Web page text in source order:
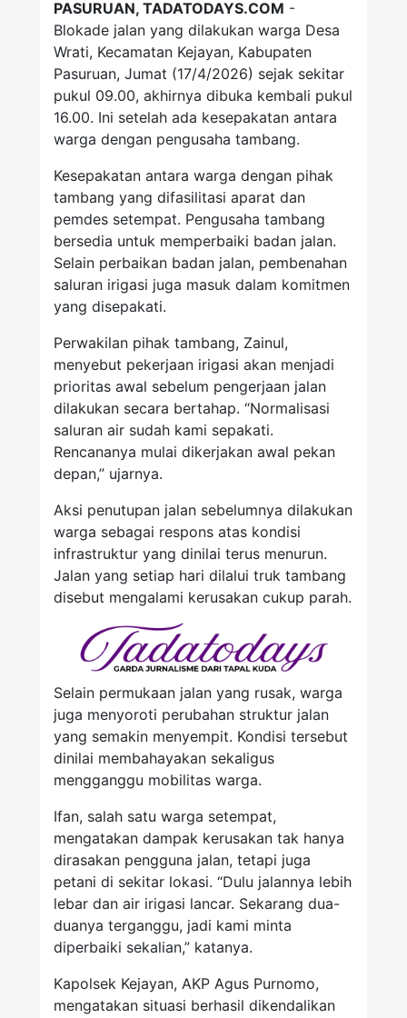
PASURUAN, TADATODAYS.COM -
Blokade jalan yang dilakukan warga Desa
Wrati, Kecamatan Kejayan, Kabupaten
Pasuruan, Jumat (17/4/2026) sejak sekitar
pukul 09.00, akhirnya dibuka kembali pukul
16.00. Ini setelah ada kesepakatan antara
warga dengan pengusaha tambang.
Kesepakatan antara warga dengan pihak
tambang yang difasilitasi aparat dan
pemdes setempat. Pengusaha tambang
bersedia untuk memperbaiki badan jalan.
Selain perbaikan badan jalan, pembenahan
saluran irigasi juga masuk dalam komitmen
yang disepakati.
Perwakilan pihak tambang, Zainul,
menyebut pekerjaan irigasi akan menjadi
prioritas awal sebelum pengerjaan jalan
dilakukan secara bertahap. “Normalisasi
saluran air sudah kami sepakati.
Rencananya mulai dikerjakan awal pekan
depan,” ujarnya.
Aksi penutupan jalan sebelumnya dilakukan
warga sebagai respons atas kondisi
infrastruktur yang dinilai terus menurun.
Jalan yang setiap hari dilalui truk tambang
disebut mengalami kerusakan cukup parah.
Selain permukaan jalan yang rusak, warga
juga menyoroti perubahan struktur jalan
yang semakin menyempit. Kondisi tersebut
dinilai membahayakan sekaligus
mengganggu mobilitas warga.
Ifan, salah satu warga setempat,
mengatakan dampak kerusakan tak hanya
dirasakan pengguna jalan, tetapi juga
petani di sekitar lokasi. “Dulu jalannya lebih
lebar dan air irigasi lancar. Sekarang dua-
duanya terganggu, jadi kami minta
diperbaiki sekalian,” katanya.
Kapolsek Kejayan, AKP Agus Purnomo,
mengatakan situasi berhasil dikendalikan